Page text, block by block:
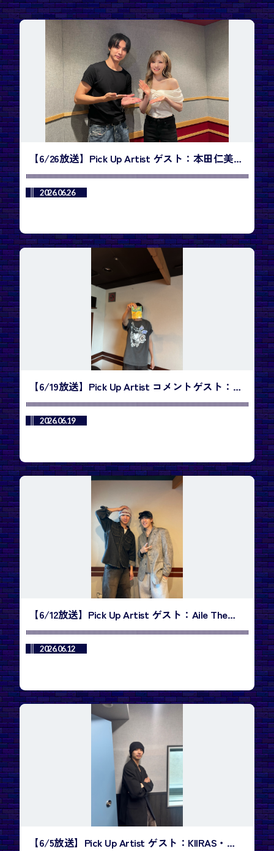
【6/26放送】Pick Up Artist ゲスト：本田仁美
／今週のランキング1位は、YESUNG - SUPER
JUNIOR「咲き誇る時を待つのは」
2026.06.26
【6/19放送】Pick Up Artist コメントゲスト：
izna ／今週のランキング1位は、SHOWNU X
HYUNGWON「Do You Love Me」
2026.06.19
【6/12放送】Pick Up Artist ゲスト：Aile The
Shotaさん／今週のランキング1位は、
TREASURE「IF I」
2026.06.12
【6/5放送】Pick Up Artist ゲスト：KIIRAS・